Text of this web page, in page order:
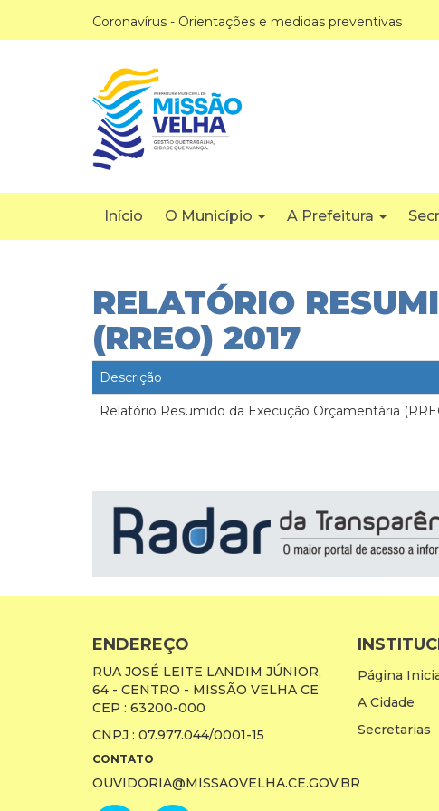
Coronavírus - Orientações e medidas preventivas
Início O Município A Prefeitura
RELATÓRIO
(RREO) 2017
Descrição
Relatório Resumido da Execução Orçamentária
ENDEREÇO
RUA JOSÉ LEITE LANDIM JÚNIOR,
64 - CENTRO - MISSÃO VELHA CE
CEP : 63200-000
CNPJ : 07.977.044/0001-15
CONTATO
OUVIDORIA@MISSAOVELHA.CE.GOV.BR
Página
A Cidade
Secretarias